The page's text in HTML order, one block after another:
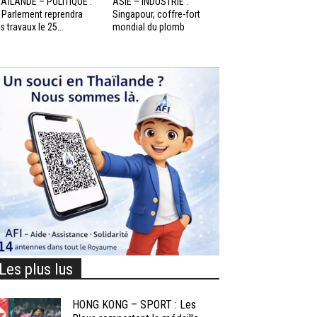
Parlement reprendra
travaux le 25...
Singapour, coffre-fort
mondial du plomb
plus lus
HONG KONG – SPORT : Les